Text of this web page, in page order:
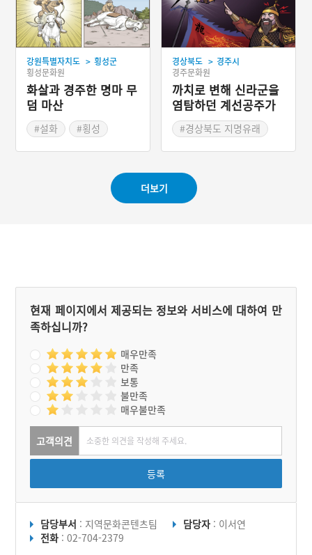
강원특별자치도 > 횡성군
횡성문화원
화살과 경주한 명마 무
덤 마산
#설화 #횡성
경상북도 > 경주시
경주문화원
까치로 변해 신라군을
염탐하던 계선공주가
죽은 경주 작원
#경상북도 지명유래
더보기
현재 페이지에서 제공되는 정보와 서비스에 대하여 만
족하십니까?
매우만족
만족
보통
불만족
매우불만족
고객의견
등록
담당부서 : 지역문화콘텐츠팀 담당자 : 이서연
전화 : 02-704-2379